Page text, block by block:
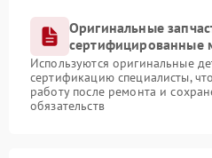
Оригинальные
сертифицированные
Используются оригинальные
сертификацию специалисты,
работу после ремонта и
обязательств